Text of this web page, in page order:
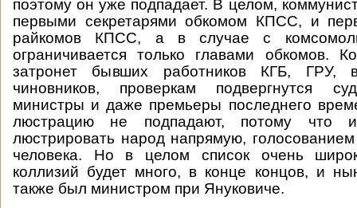
поэтому он уже подпадает. В целом,
первыми секретарями обкомом КПСС, и
райкомов КПСС, а в случае с
ограничивается только главами обкомов.
затронет бывших работников КГБ, ГРУ,
чиновников, проверкам подвергнутся
министры и даже премьеры последнего
люстрацию не подпадают, потому что
люстрировать народ напрямую,
человека. Но в целом список очень
коллизий будет много, в конце концов, и
также был министром при Януковиче.